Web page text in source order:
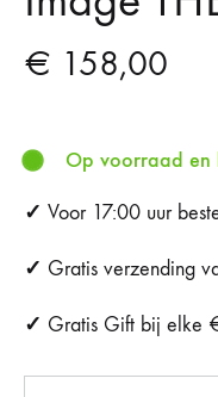
€ 158,00
Op voorraad en
✓ Voor 17:00 uur
✓ Gratis verzending
✓ Gratis Gift bij elke